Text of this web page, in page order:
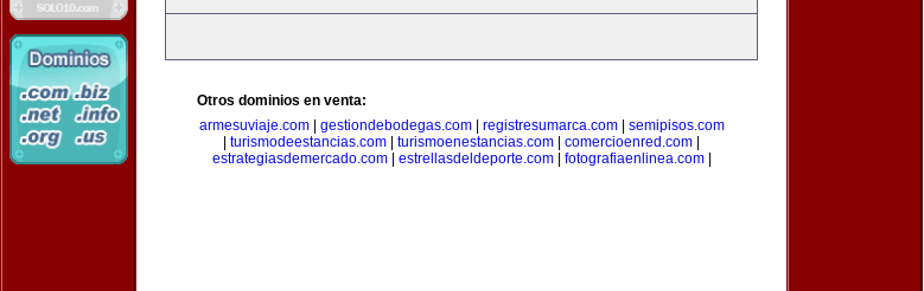
Otros dominios en venta:
armesuviaje.com| gestiondebodegas.com| registresumarca.com| semipisos.com
turismodeestancias.com turismoenestancias.com comercioenred.com
estrategiasdemercado.com| estrellasdeldeporte.com| fotografiaenlinea.com|